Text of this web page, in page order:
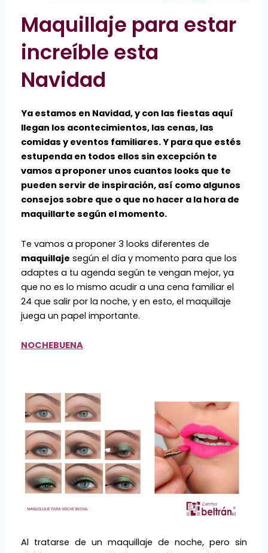
Maquillaje para estar
increíble esta
Navidad
Ya estamos en Navidad, y con las fiestas aquí
llegan los acontecimientos, las cenas, las
comidas y eventos familiares. Y para que estés
estupenda en todos ellos sin excepción te
vamos a proponer unos cuantos looks que te
pueden servir de inspiración, así como algunos
consejos sobre que o que no hacer a la hora de
maquillarte según el momento.
Te vamos a proponer 3 looks diferentes de
maquillaje según el día y momento para que los
adaptes a tu agenda según te vengan mejor, ya
que no es lo mismo acudir a una cena familiar el
24 que salir por la noche, y en esto, el maquillaje
juega un papel importante.
NOCHEBUENA
Al tratarse de un maquillaje de noche, pero sin